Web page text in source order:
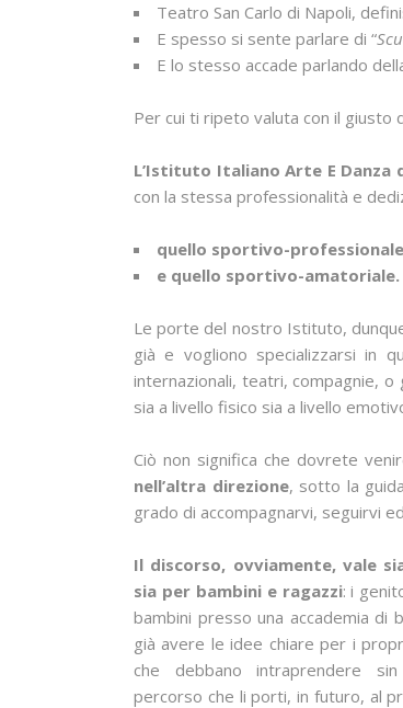
Teatro San Carlo di Napoli,
E spesso si sente parlare di “
E lo stesso accade parlando
Per cui ti ripeto valuta con il giusto
L’Istituto Italiano Arte E Danza
con la stessa professionalità e
quello sportivo-
e quello sportivo-amatoriale.
Le porte del nostro Istituto,
già e vogliono specializzarsi in
internazionali, teatri, compagnie,
sia a livello fisico sia a livello
Ciò non significa che dovrete
nell’altra direzione, sotto la
grado di accompagnarvi, seguirvi
Il discorso, ovviamente, vale
sia per bambini e ragazzi: i
bambini presso una accademia di
già avere le idee chiare per i
che debbano intraprendere
percorso che li porti, in futuro, al